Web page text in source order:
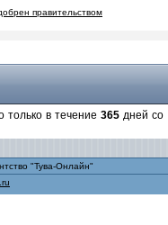
правительством
только в течение 365 дней со
"Тува-Онлайн"